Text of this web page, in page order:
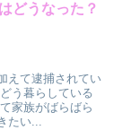
どうなった？
えて逮捕されてい
う暮らしている
家族がばらばら
たい...